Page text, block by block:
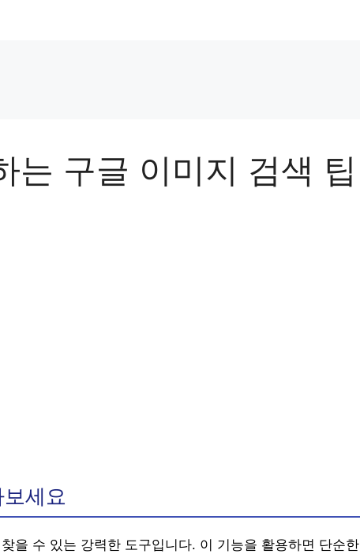
는 구글 이미지 검색 팁
세요
을 수 있는 강력한 도구입니다. 이 기능을 활용하면 단순한